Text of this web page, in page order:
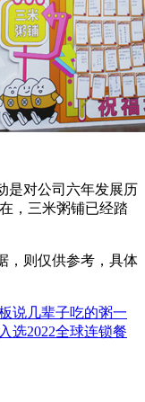
对公司六年发展历
，三米粥铺已经踏
，则仅供参考，具体
说几辈子吃的粥一
选2022全球连锁餐